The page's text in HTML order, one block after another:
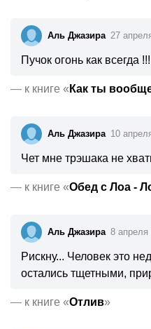
Аль Джазира 27
Пучок огонь как всегда
— к книге « Как ты
Аль Джазира 10
Чет мне трэшака не
— к книге «Обед с Лоа -
Аль Джазира 8 апреля
Рискну... Человек это
остались тщетными,
— к книге «Отлив»